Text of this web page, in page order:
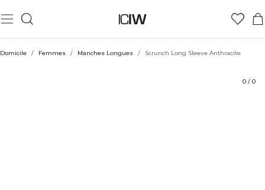
Domicile / Femmes / Manches Longues / Scrunch Long Sleeve Anthracite
0 / 0